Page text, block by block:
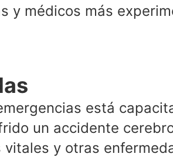
y médicos más
está
un accidente
y otras